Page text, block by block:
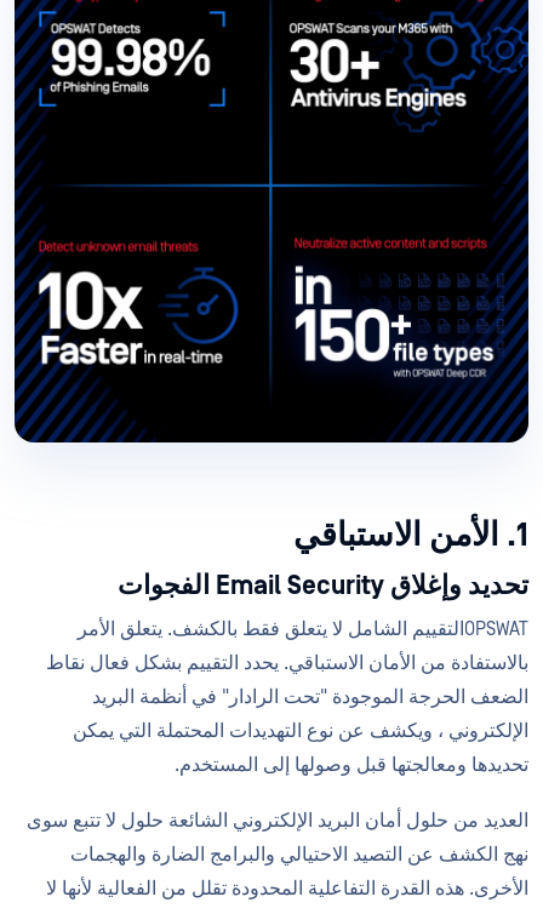
1. الأمن الاستباقي
تحديد وإغلاق Email Security الفجوات
OPSWATالتقييم الشامل لا يتعلق فقط بالكشف. يتعلق الأمر
بالاستفادة من الأمان الاستباقي. يحدد التقييم بشكل فعال نقاط
الضعف الحرجة الموجودة "تحت الرادار" في أنظمة البريد
الإلكتروني ، ويكشف عن نوع التهديدات المحتملة التي يمكن
تحديدها ومعالجتها قبل وصولها إلى المستخدم.
العديد من حلول أمان البريد الإلكتروني الشائعة حلول لا تتبع سوى
نهج الكشف عن التصيد الاحتيالي والبرامج الضارة والهجمات
الأخرى. هذه القدرة التفاعلية المحدودة تقلل من الفعالية لأنها لا